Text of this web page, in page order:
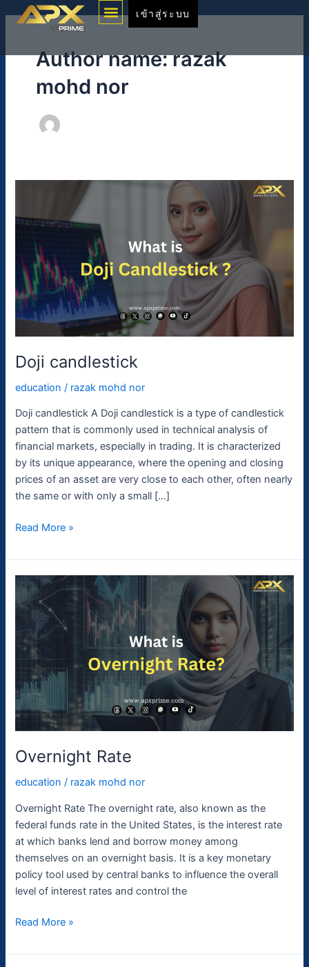
Menuเข้าสู่ระบบ
Author name: razak
mohd nor
Doji candlestick
education / razak mohd nor
Doji candlestick A Doji candlestick is a type of candlestick
pattern that is commonly used in technical analysis of
financial markets, especially in trading. It is characterized
by its unique appearance, where the opening and closing
prices of an asset are very close to each other, often nearly
the same or with only a small […]
Read More »
Overnight Rate
education / razak mohd nor
Overnight Rate The overnight rate, also known as the
federal funds rate in the United States, is the interest rate
at which banks lend and borrow money among
themselves on an overnight basis. It is a key monetary
policy tool used by central banks to influence the overall
level of interest rates and control the
Overnight
Rate
Read More »
Post
pagination